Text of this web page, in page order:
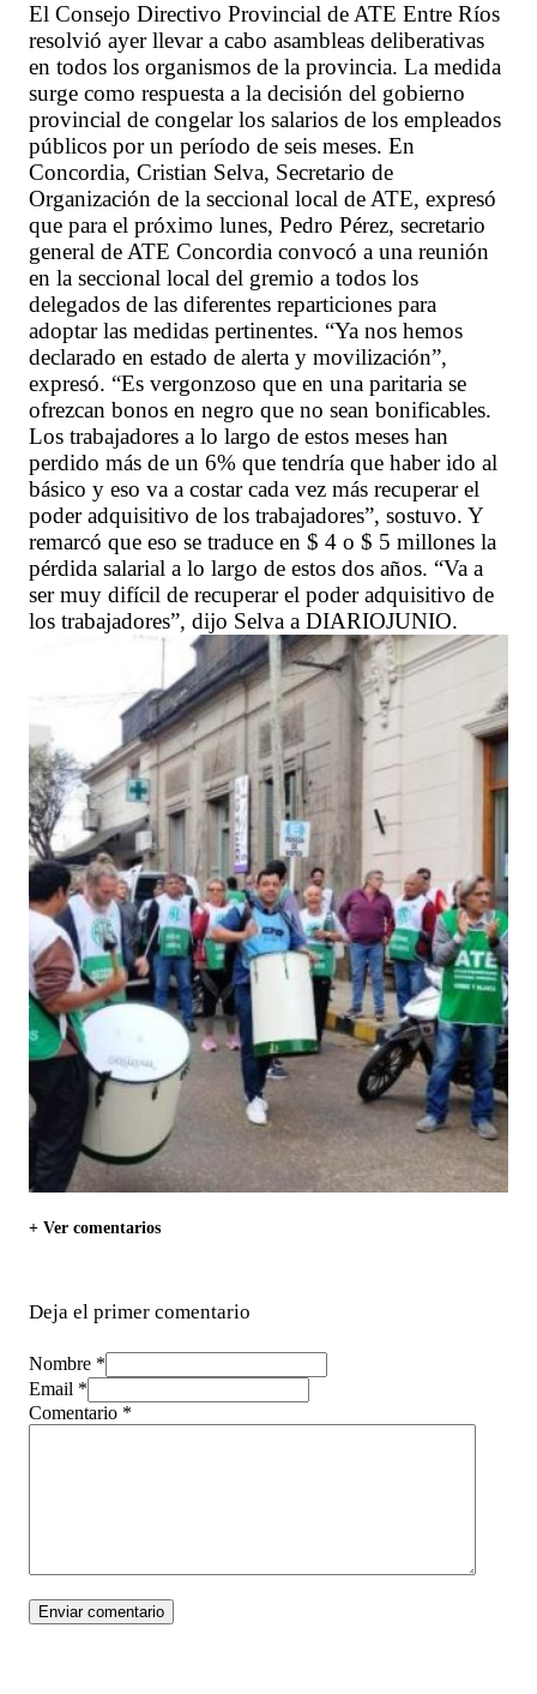
El Consejo Directivo Provincial de ATE Entre Ríos
resolvió ayer llevar a cabo asambleas deliberativas
en todos los organismos de la provincia. La medida
surge como respuesta a la decisión del gobierno
provincial de congelar los salarios de los empleados
públicos por un período de seis meses. En
Concordia, Cristian Selva, Secretario de
Organización de la seccional local de ATE, expresó
que para el próximo lunes, Pedro Pérez, secretario
general de ATE Concordia convocó a una reunión
en la seccional local del gremio a todos los
delegados de las diferentes reparticiones para
adoptar las medidas pertinentes. “Ya nos hemos
declarado en estado de alerta y movilización”,
expresó. “Es vergonzoso que en una paritaria se
ofrezcan bonos en negro que no sean bonificables.
Los trabajadores a lo largo de estos meses han
perdido más de un 6% que tendría que haber ido al
básico y eso va a costar cada vez más recuperar el
poder adquisitivo de los trabajadores”, sostuvo. Y
remarcó que eso se traduce en $ 4 o $ 5 millones la
pérdida salarial a lo largo de estos dos años. “Va a
ser muy difícil de recuperar el poder adquisitivo de
los trabajadores”, dijo Selva a DIARIOJUNIO.
+ Ver comentarios
Deja el primer comentario
Nombre *
Email *
Comentario *